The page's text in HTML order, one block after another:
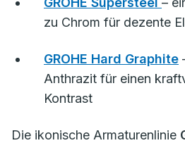
zu Chrom für dezente
GROHE Hard Graphite
Anthrazit für einen
Kontrast
Die ikonische Armaturenlinie